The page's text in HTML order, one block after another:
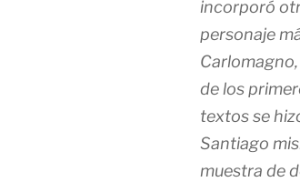
incorporó
personaje
de los
textos se
Santiago
muestra de